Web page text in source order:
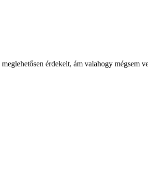
érdekelt, ám valahogy mégsem